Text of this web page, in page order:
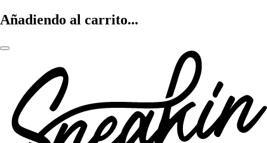
Añadiendo al carrito...